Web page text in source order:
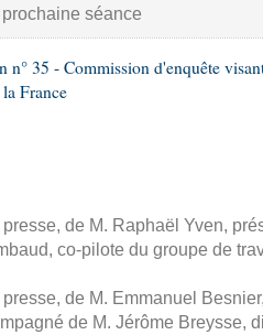
séance
n° 35 - Commission d'enquête
France
de M. Raphaël Yven,
co-pilote du groupe de
de M. Emmanuel
de M. Jérôme Breysse,